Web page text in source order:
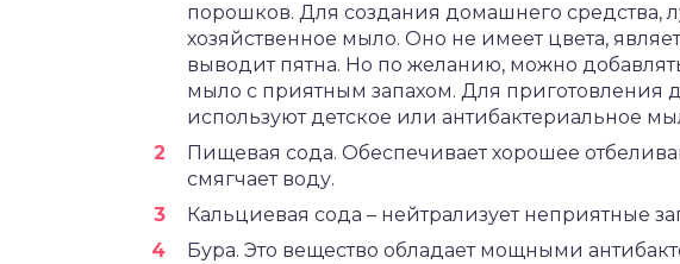
порошков. Для создания домашнего средства,
хозяйственное мыло. Оно не имеет цвета,
выводит пятна. Но по желанию, можно
мыло с приятным запахом. Для приготовления
используют детское или антибактериальное
Пищевая сода. Обеспечивает хорошее
смягчает воду.
Кальциевая сода – нейтрализует неприятные
Бура. Это вещество обладает мощными